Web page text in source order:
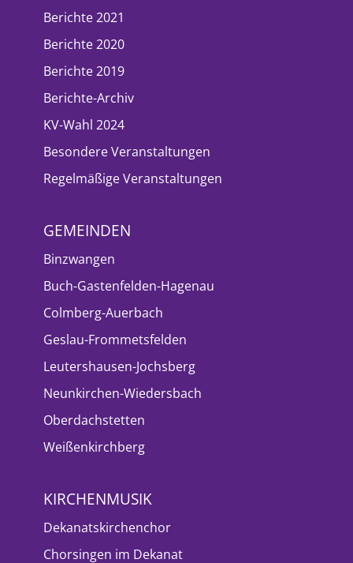
Berichte 2021
Berichte 2020
Berichte 2019
Berichte-Archiv
KV-Wahl 2024
Besondere Veranstaltungen
Regelmäßige Veranstaltungen
GEMEINDEN
Binzwangen
Buch-Gastenfelden-Hagenau
Colmberg-Auerbach
Geslau-Frommetsfelden
Leutershausen-Jochsberg
Neunkirchen-Wiedersbach
Oberdachstetten
Weißenkirchberg
KIRCHENMUSIK
Dekanatskirchenchor
Chorsingen im Dekanat